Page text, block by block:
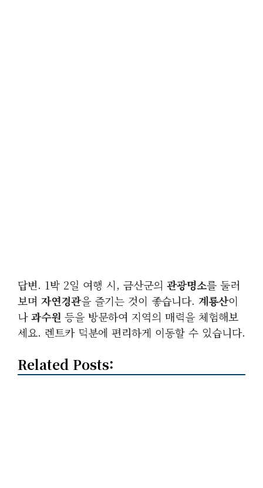
답변. 1박 2일 여행 시, 금산군의 관광명소를 둘러
보며 자연경관을 즐기는 것이 좋습니다. 계룡산이
나과수원 등을 방문하여 지역의 매력을 체험해보
세요. 렌트카 덕분에 편리하게 이동할 수 있습니다.
Related Posts: